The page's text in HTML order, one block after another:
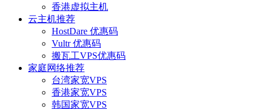
香港虚拟主机
云主机推荐
HostDare 优惠码
Vultr 优惠码
搬瓦工VPS优惠码
家庭网络推荐
台湾家宽VPS
香港家宽VPS
韩国家宽VPS